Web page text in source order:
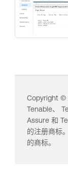
Copyright ©
Tenable、
Assure 和
的注册商标
的商标。